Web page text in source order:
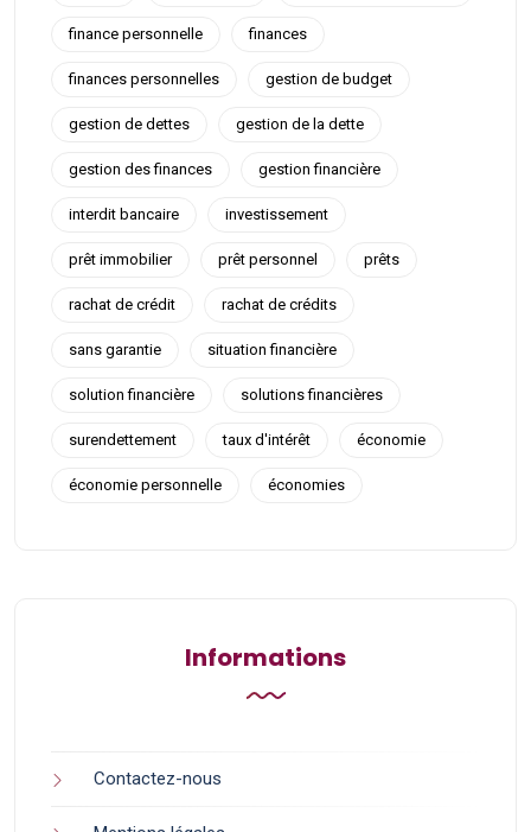
finance personnelle finances
finances personnelles gestion de budget
gestion de dettes gestion de la dette
gestion des finances gestion financière
interdit bancaire investissement
prêt immobilier prêt personnel prêts
rachat de crédit rachat de crédits
sans garantie situation financière
solution financière solutions financières
surendettement taux d'intérêt économie
économie personnelle économies
Informations
Contactez-nous